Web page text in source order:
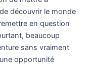
découvrir le monde
en question
beaucoup
sans vraiment
opportunité